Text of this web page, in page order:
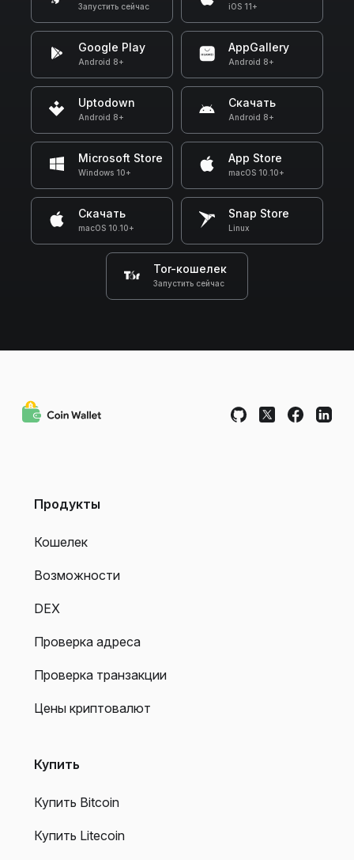
Запустить сейчас iOS 11+
Google Play
Android 8+
AppGallery
Android 8+
Uptodown
Android 8+
Скачать
Android 8+
Microsoft Store
Windows 10+
App Store
macOS 10.10+
Скачать
macOS 10.10+
Snap Store
Linux
Tor-кошелек
Запустить сейчас
Продукты
Кошелек
Возможности
DEX
Проверка адреса
Проверка транзакции
Цены криптовалют
Купить
Купить Bitcoin
Купить Litecoin